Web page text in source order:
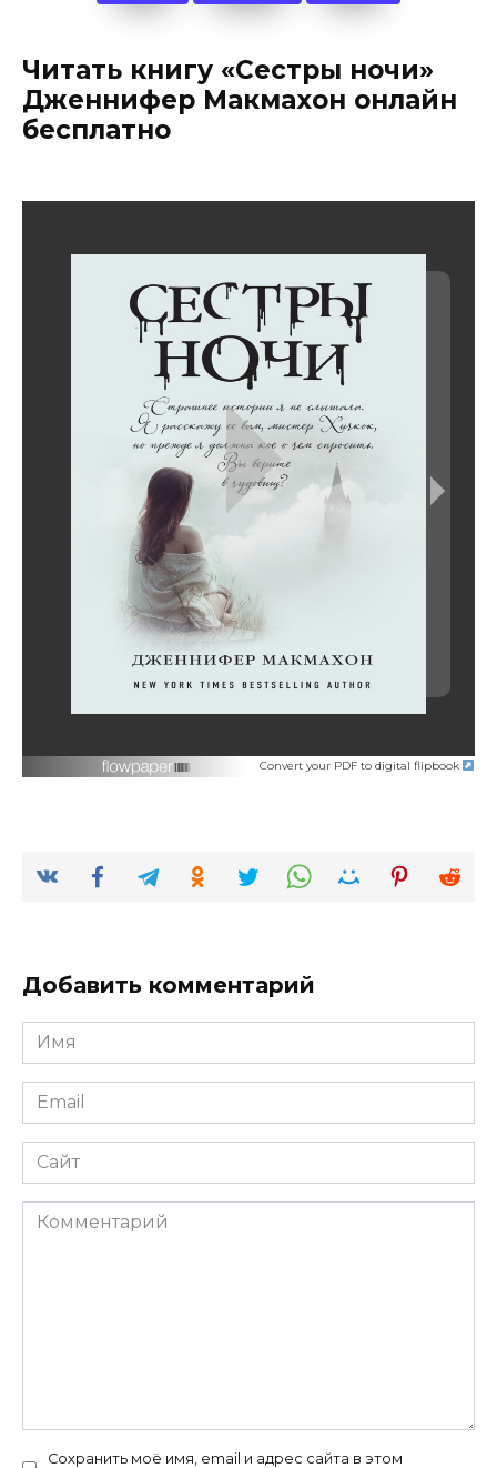
Читать книгу «Сестры ночи»
Дженнифер Макмахон онлайн
бесплатно
Convert your PDF to digital flipbook
Добавить комментарий
Имя
*
Email
*
Сайт
Комментарий
Сохранить моё имя, email и адрес сайта в этом